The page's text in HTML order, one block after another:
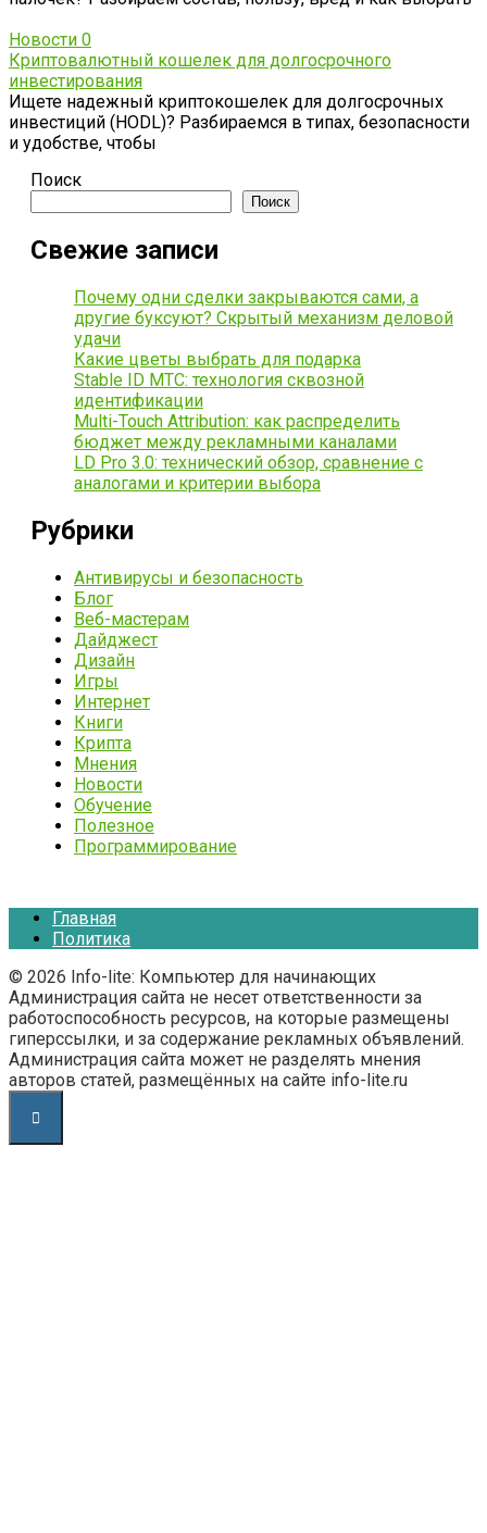
Новости 0
Криптовалютный кошелек для долгосрочного
инвестирования
Ищете надежный криптокошелек для долгосрочных
инвестиций (HODL)? Разбираемся в типах, безопасности
и удобстве, чтобы
Поиск
Поиск
Свежие записи
Почему одни сделки закрываются сами, а
другие буксуют? Скрытый механизм деловой
удачи
Какие цветы выбрать для подарка
Stable ID МТС: технология сквозной
идентификации
Multi-Touch Attribution: как распределить
бюджет между рекламными каналами
LD Pro 3.0: технический обзор, сравнение с
аналогами и критерии выбора
Рубрики
Антивирусы и безопасность
Блог
Веб-мастерам
Дайджест
Дизайн
Игры
Интернет
Книги
Крипта
Мнения
Новости
Обучение
Полезное
Программирование
Главная
Политика
© 2026 Info-lite: Компьютер для начинающих
Администрация сайта не несет ответственности за
работоспособность ресурсов, на которые размещены
гиперссылки, и за содержание рекламных объявлений.
Администрация сайта может не разделять мнения
авторов статей, размещённых на сайте info-lite.ru